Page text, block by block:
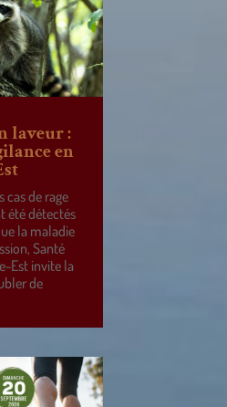
laveur :
en
cas de rage
été détectés
la maladie
Santé
Est invite la
de